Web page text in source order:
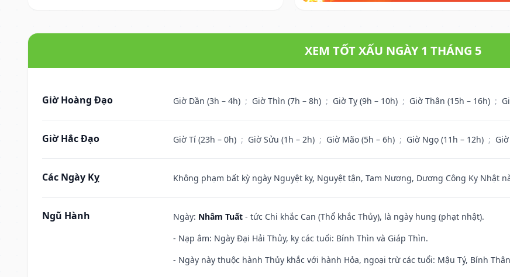
XEM TỐT XẤU NGÀY 1 THÁNG 5
Giờ Hoàng Đạo Giờ Dần (3h – 4h) ; Giờ Thìn (7h – 8h) ; Giờ Tỵ (9h – 10h) ; Giờ Thân (15h – 16h) ;
Giờ Hắc Đạo Giờ Tí (23h – 0h) ; Giờ Sửu (1h – 2h) ; Giờ Mão (5h – 6h) ; Giờ Ngọ (11h – 12h) ;
Các Ngày Kỵ Không phạm bất kỳ ngày Nguyệt kỵ, Nguyệt tận, Tam Nương, Dương Công Kỵ Nhật
Ngũ Hành Ngày: Nhâm Tuất - tức Chi khắc Can (Thổ khắc Thủy), là ngày hung (phạt nhật).
- Nạp âm: Ngày Đại Hải Thủy, kỵ các tuổi: Bính Thìn và Giáp Thìn.
- Ngày này thuộc hành Thủy khắc với hành Hỏa, ngoại trừ các tuổi: Mậu Tý, Bính